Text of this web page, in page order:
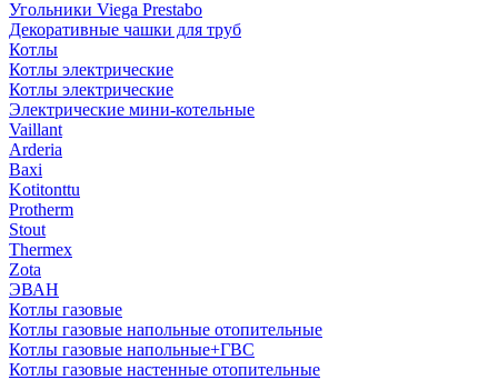
Угольники Viega Prestabo
Декоративные чашки для труб
Котлы
Котлы электрические
Котлы электрические
Электрические мини-котельные
Vaillant
Arderia
Baxi
Kotitonttu
Protherm
Stout
Thermex
Zota
ЭВАН
Котлы газовые
Котлы газовые напольные отопительные
Котлы газовые напольные+ГВС
Котлы газовые настенные отопительные